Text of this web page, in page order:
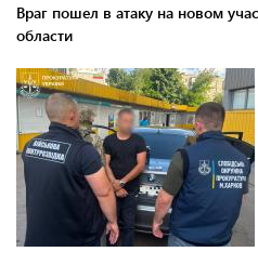
Враг пошел в атаку на новом
области